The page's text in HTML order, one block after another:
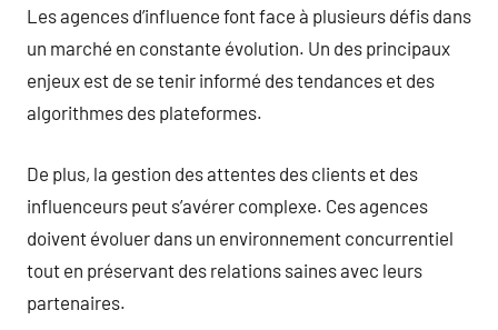
Les agences d’influence font face à plusieurs défis dans
un marché en constante évolution. Un des principaux
enjeux est de se tenir informé des tendances et des
algorithmes des plateformes.
De plus, la gestion des attentes des clients et des
influenceurs peut s’avérer complexe. Ces agences
doivent évoluer dans un environnement concurrentiel
tout en préservant des relations saines avec leurs
partenaires.